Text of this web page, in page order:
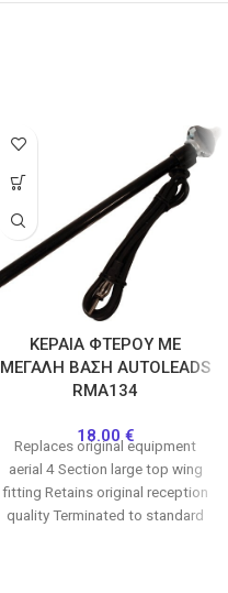
ΚΕΡΑΙΑ ΦΤΕΡΟΥ ΜΕ
ΜΕΓΑΛΗ ΒΑΣΗ AUTOLEADS
RMA134
18.00€
Replaces original equipment
aerial 4 Section large top wing
fitting Retains original reception
quality Terminated to standard